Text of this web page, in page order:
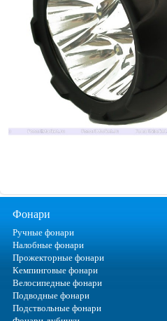
Фонари
Ручные фонари
Налобные фонари
Прожекторные фонари
Кемпинговые фонари
Велосипедные фонари
Подводные фонари
Подствольные фонари